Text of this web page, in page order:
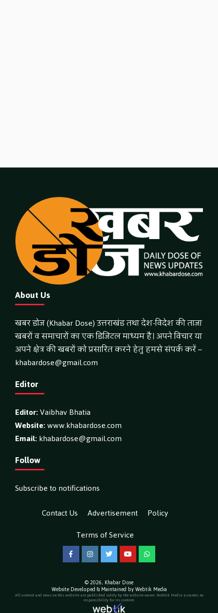
About Us
खबर डोज (Khabar Dose) उत्तराखंड तथा देश-विदेश की ताजा
खबरों व समाचारों का एक डिजिटल माध्यम है। अपने विचार या
अपने क्षेत्र की खबरों को प्रसारित करने हेतु हमसे संपर्क करें –
khabardose@gmail.com
Editor
Editor:Vaibhav Bhatia
Website:www.khabardose.com
Email:khabardose@gmail.com
Follow
Subscribe to notifications
Contact Us
Advertisement
Policy
Terms of Service
FacebookInstagramTwitterYouTubeWhatsApp
© 2026, Khabar Dose
Website Developed & Maintained by Webtik Media
All content and news on this website are published solely by the website owner. Webtik Media assumes no
responsibility for its content.